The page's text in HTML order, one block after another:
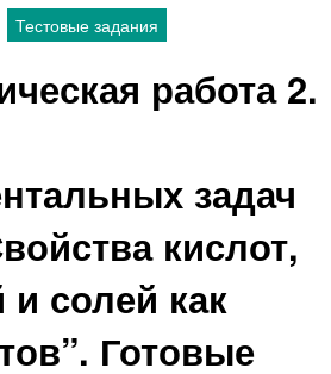
Тестовые задания
работа 2.
задач
кислот,
солей как
Готовые